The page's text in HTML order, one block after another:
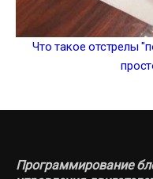
Что такое отстрелы
Программирование